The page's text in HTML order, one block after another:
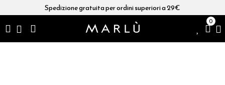
Spedizione gratuita per ordini superiori a 29€
0